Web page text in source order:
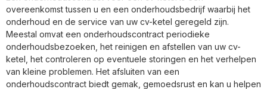
overeenkomst tussen u en een onderhoudsbedrijf waarbij het
onderhoud en de service van uw cv-ketel geregeld zijn.
Meestal omvat een onderhoudscontract periodieke
onderhoudsbezoeken, het reinigen en afstellen van uw cv-
ketel, het controleren op eventuele storingen en het verhelpen
van kleine problemen. Het afsluiten van een
onderhoudscontract biedt gemak, gemoedsrust en kan u helpen